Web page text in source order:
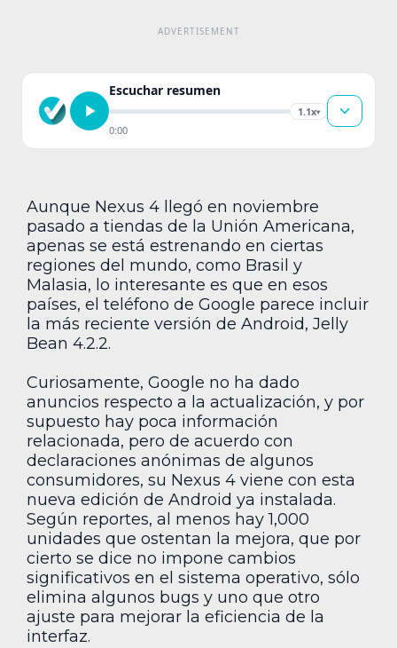
Escuchar resumen
1.1x▾
0:00
Aunque Nexus 4 llegó en noviembre
pasado a tiendas de la Unión Americana,
apenas se está estrenando en ciertas
regiones del mundo, como Brasil y
Malasia, lo interesante es que en esos
países, el teléfono de Google parece incluir
la más reciente versión de Android, Jelly
Bean 4.2.2.
Curiosamente, Google no ha dado
anuncios respecto a la actualización, y por
supuesto hay poca información
relacionada, pero de acuerdo con
declaraciones anónimas de algunos
consumidores, su Nexus 4 viene con esta
nueva edición de Android ya instalada.
Según reportes, al menos hay 1,000
unidades que ostentan la mejora, que por
cierto se dice no impone cambios
significativos en el sistema operativo, sólo
elimina algunos bugs y uno que otro
ajuste para mejorar la eficiencia de la
interfaz.